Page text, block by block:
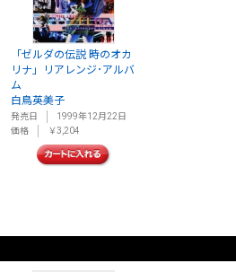
「ゼルダの伝説 時のオカ
リナ」リアレンジ･アルバ
ム
白鳥英美子
発売日
1999年12月22日
価格
￥3,204